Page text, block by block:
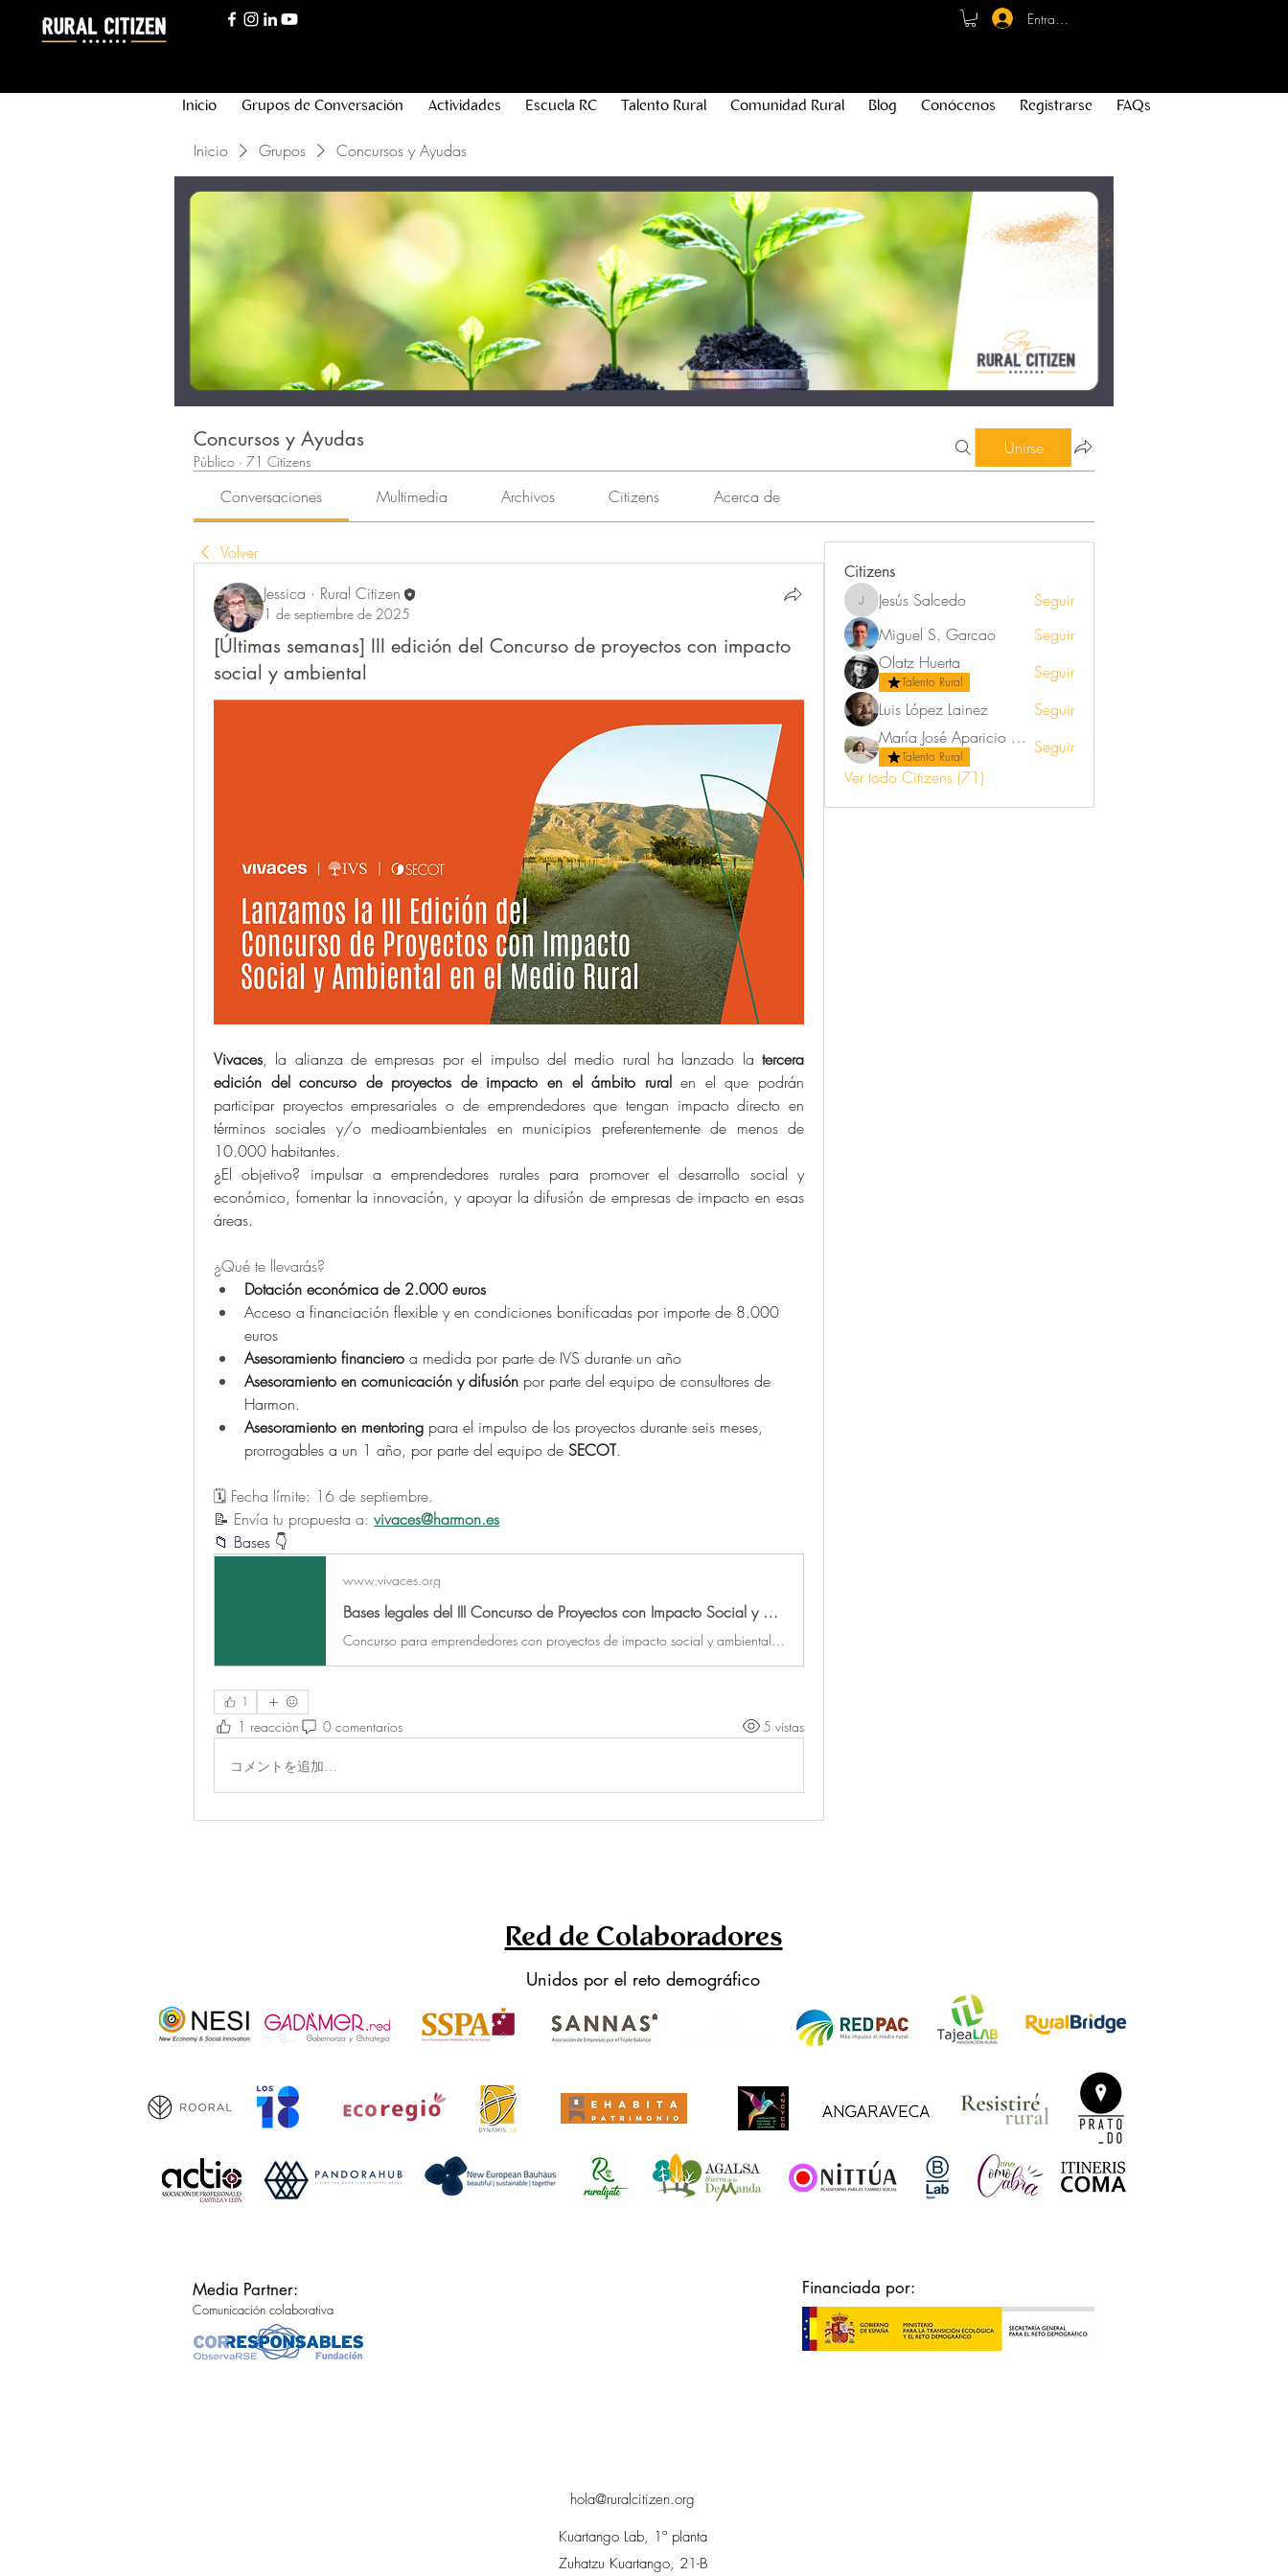
Entrar - Registro
Inicio Grupos de Conversación Actividades Escuela RC Talento Rural Comunidad Rural Blog Conócenos Registrarse FAQs
Inicio Grupos Concursos y Ayudas
Concursos y Ayudas
Público · 71 Citizens
Unirse
Conversaciones Multimedia Archivos Citizens Acerca de
Volver
Jessica · Rural Citizen
1 de septiembre de 2025
[Últimas semanas] III edición del Concurso de proyectos con impacto
social y ambiental
Vivaces, la alianza de empresas por el impulso del medio rural ha lanzado la tercera
edición del concurso de proyectos de impacto en el ámbito rural en el que podrán
participar proyectos empresariales o de emprendedores que tengan impacto directo en
términos sociales y/o medioambientales en municipios preferentemente de menos de
10.000 habitantes.
¿El objetivo? impulsar a emprendedores rurales para promover el desarrollo social y
económico, fomentar la innovación, y apoyar la difusión de empresas de impacto en esas
áreas.
¿Qué te llevarás?
Dotación económica de 2.000 euros
Acceso a financiación flexible y en condiciones bonificadas por importe de 8.000
euros
Asesoramiento financiero a medida por parte de IVS durante un año
Asesoramiento en comunicación y difusión por parte del equipo de consultores de
Harmon.
Asesoramiento en mentoring para el impulso de los proyectos durante seis meses,
prorrogables a un 1 año, por parte del equipo de SECOT.
🗓️ Fecha límite: 16 de septiembre.
📝 Envía tu propuesta a: vivaces@harmon.es
📁 Bases 👇
www.vivaces.org
Bases legales del III Concurso de Proyectos con Impacto Social y Ambiental en el Medio Rural - Vivaces
Concurso para emprendedores con proyectos de impacto social y ambiental en zonas rurales, que ofrece premios, financiación y asesoría.
1
1 reacción 0 comentarios 5 vistas
コメントを追加…
Citizens
Jesús Salcedo
Jesús Salcedo
Seguir
Miguel S. Garcao
Seguir
Olatz Huerta
Talento Rural
Seguir
Luis López Lainez
Seguir
María José Aparicio Ortega
Talento Rural
Seguir
Ver todo Citizens (71)
Red de Colaboradores
Unidos por el reto demográfico
Media Partner:
Comunicación colaborativa
Financiada por:
hola@ruralcitizen.org
Kuartango Lab, 1ª planta
Zuhatzu Kuartango, 21-B